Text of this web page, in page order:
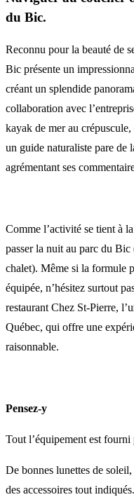
du Bic.
Reconnu pour la beauté de
Bic présente un
créant un splendide
collaboration avec
kayak de mer au
un guide naturaliste pare de
agrémentant ses
Comme l’activité se tient à
passer la nuit au parc du
chalet). Même si la formule
équipée, n’hésitez surtout
restaurant Chez St-Pierre,
Québec, qui offre une
raisonnable.
Pensez-y
Tout l’équipement est
De bonnes lunettes de
des accessoires tout indiqués.